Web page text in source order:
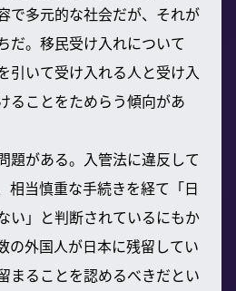
で多元的な社会だが、それが
だ。移民受け入れについて
引いて受け入れる人と受け入
ることをためらう傾向があ
題がある。入管法に違反して
相当慎重な手続きを経て「日
い」と判断されているにもか
の外国人が日本に残留してい
まることを認めるべきだとい